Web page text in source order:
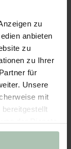
zu
anbieten
zu
zu Ihrer
für
Unsere
mit
der Dienste
+9